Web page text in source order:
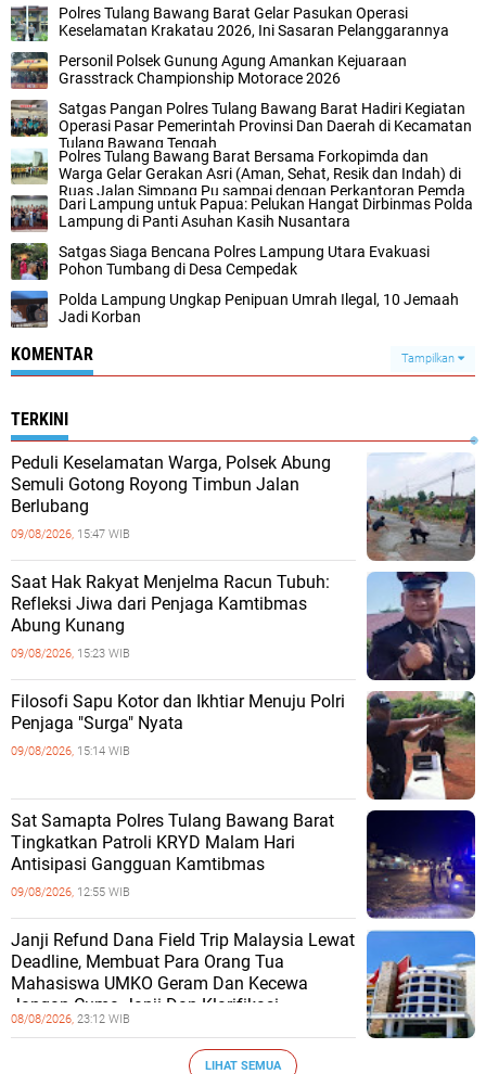
Polres Tulang Bawang Barat Gelar Pasukan Operasi
Keselamatan Krakatau 2026, Ini Sasaran Pelanggarannya
Personil Polsek Gunung Agung Amankan Kejuaraan
Grasstrack Championship Motorace 2026
Satgas Pangan Polres Tulang Bawang Barat Hadiri Kegiatan
Operasi Pasar Pemerintah Provinsi Dan Daerah di Kecamatan
Tulang Bawang Tengah
Polres Tulang Bawang Barat Bersama Forkopimda dan
Warga Gelar Gerakan Asri (Aman, Sehat, Resik dan Indah) di
Ruas Jalan Simpang Pu sampai dengan Perkantoran Pemda
Dari Lampung untuk Papua: Pelukan Hangat Dirbinmas Polda
Lampung di Panti Asuhan Kasih Nusantara
Satgas Siaga Bencana Polres Lampung Utara Evakuasi
Pohon Tumbang di Desa Cempedak
Polda Lampung Ungkap Penipuan Umrah Ilegal, 10 Jemaah
Jadi Korban
KOMENTAR Tampilkan
TERKINI
Peduli Keselamatan Warga, Polsek Abung
Semuli Gotong Royong Timbun Jalan
Berlubang
09/08/2026, 15:47 WIB
Saat Hak Rakyat Menjelma Racun Tubuh:
Refleksi Jiwa dari Penjaga Kamtibmas
Abung Kunang
09/08/2026, 15:23 WIB
Filosofi Sapu Kotor dan Ikhtiar Menuju Polri
Penjaga "Surga" Nyata
09/08/2026, 15:14 WIB
Sat Samapta Polres Tulang Bawang Barat
Tingkatkan Patroli KRYD Malam Hari
Antisipasi Gangguan Kamtibmas
09/08/2026, 12:55 WIB
Janji Refund Dana Field Trip Malaysia Lewat
Deadline, Membuat Para Orang Tua
Mahasiswa UMKO Geram Dan Kecewa
Jangan Cuma Janji Dan Klarifikasi
08/08/2026, 23:12 WIB
LIHAT SEMUA